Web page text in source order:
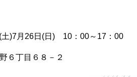
土)7月26日(日) 10：00～17：00
６丁目６８－２